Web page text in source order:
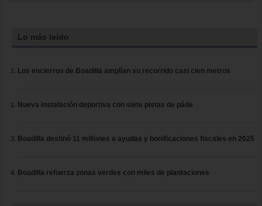
Lo más leído
Los encierros de Boadilla amplían su recorrido casi cien metros
Nueva instalación deportiva con siete pistas de páde
Boadilla destinó 11 millones a ayudas y bonificaciones fiscales en 2025
Boadilla refuerza zonas verdes con miles de plantaciones